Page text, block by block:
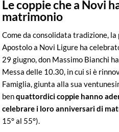
Le coppie che a Novi
matrimonio
Come da consolidata tradizione,
Apostolo a Novi Ligure ha
29 giugno, don Massimo Bianchi
Messa delle 10.30, in cui si è
Famiglia, giunta alla sua
benquattordici coppie hanno
celebrare i loro anniversari di
15° al 55°).